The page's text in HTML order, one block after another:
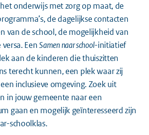
onderwijs met zorg op maat, de
de dagelijkse contacten
van de school, de mogelijkheid van
versa. EenSamen naar school-initiatief
aan de kinderen die thuiszitten
terecht kunnen, een plek waar zij
inclusieve omgeving. Zoek uit
in jouw gemeente naar een
gaan en mogelijk geïnteresseerd zijn
schoolklas.